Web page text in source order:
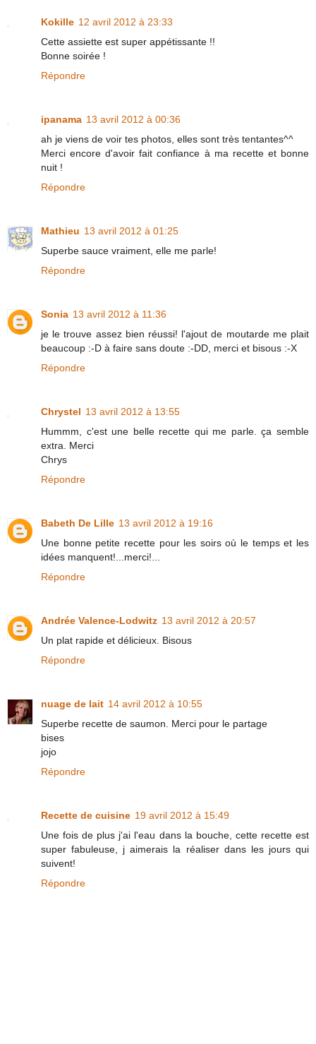
Kokille 12 avril 2012 à 23:33
Cette assiette est super appétissante !!
Bonne soirée !
Répondre
ipanama 13 avril 2012 à 00:36
ah je viens de voir tes photos, elles sont très tentantes^^
Merci encore d'avoir fait confiance à ma recette et bonne
nuit !
Répondre
Mathieu 13 avril 2012 à 01:25
Superbe sauce vraiment, elle me parle!
Répondre
Sonia 13 avril 2012 à 11:36
je le trouve assez bien réussi! l'ajout de moutarde me plait
beaucoup :-D à faire sans doute :-DD, merci et bisous :-X
Répondre
Chrystel 13 avril 2012 à 13:55
Hummm, c'est une belle recette qui me parle. ça semble
extra. Merci
Chrys
Répondre
Babeth De Lille 13 avril 2012 à 19:16
Une bonne petite recette pour les soirs où le temps et les
idées manquent!...merci!...
Répondre
Andrée Valence-Lodwitz 13 avril 2012 à 20:57
Un plat rapide et délicieux. Bisous
Répondre
nuage de lait 14 avril 2012 à 10:55
Superbe recette de saumon. Merci pour le partage
bises
jojo
Répondre
Recette de cuisine 19 avril 2012 à 15:49
Une fois de plus j'ai l'eau dans la bouche, cette recette est
super fabuleuse, j aimerais la réaliser dans les jours qui
suivent!
Répondre